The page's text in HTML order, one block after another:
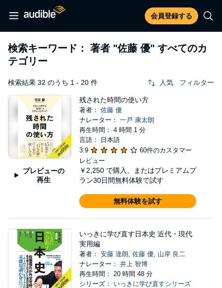
会員登録する
検索キーワード： 著者 "佐藤 優" すべてのカ
テゴリー
検索結果 32 のうち 1 - 20 件 人気 フィルター
プレビューの
再生
残された時間の使い方
著者： 佐藤 優
ナレーター： 一戸 康太朗
再生時間： 4 時間 1 分
言語： 日本語
3.9
60件のカスタマー
レビュー
￥2,250 で購入、またはプレミアムプ
ラン30日間無料体験で試す
無料体験を試す
いっきに学び直す日本史 近代・現代
実用編
著者： 安藤 達朗, 佐藤 優, 山岸 良二
ナレーター： 井上 智博
再生時間： 20 時間 48 分
シリーズ： いっきに学び直すシリーズ